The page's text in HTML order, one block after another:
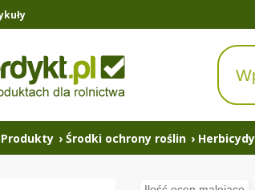
Produkty › Środki ochrony roślin › Herbicydy